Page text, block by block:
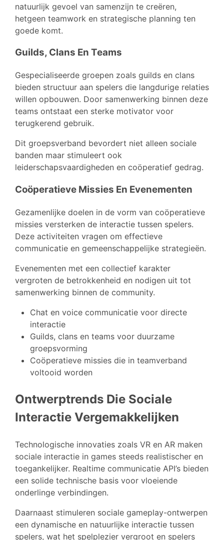
natuurlijk gevoel van samenzijn te creëren,
hetgeen teamwork en strategische planning ten
goede komt.
Guilds, Clans En Teams
Gespecialiseerde groepen zoals guilds en clans
bieden structuur aan spelers die langdurige relaties
willen opbouwen. Door samenwerking binnen deze
teams ontstaat een sterke motivator voor
terugkerend gebruik.
Dit groepsverband bevordert niet alleen sociale
banden maar stimuleert ook
leiderschapsvaardigheden en coöperatief gedrag.
Coöperatieve Missies En Evenementen
Gezamenlijke doelen in de vorm van coöperatieve
missies versterken de interactie tussen spelers.
Deze activiteiten vragen om effectieve
communicatie en gemeenschappelijke strategieën.
Evenementen met een collectief karakter
vergroten de betrokkenheid en nodigen uit tot
samenwerking binnen de community.
Chat en voice communicatie voor directe
interactie
Guilds, clans en teams voor duurzame
groepsvorming
Coöperatieve missies die in teamverband
voltooid worden
Ontwerptrends Die Sociale
Interactie Vergemakkelijken
Technologische innovaties zoals VR en AR maken
sociale interactie in games steeds realistischer en
toegankelijker. Realtime communicatie API’s bieden
een solide technische basis voor vloeiende
onderlinge verbindingen.
Daarnaast stimuleren sociale gameplay-ontwerpen
een dynamische en natuurlijke interactie tussen
spelers, wat het spelplezier vergroot en spelers